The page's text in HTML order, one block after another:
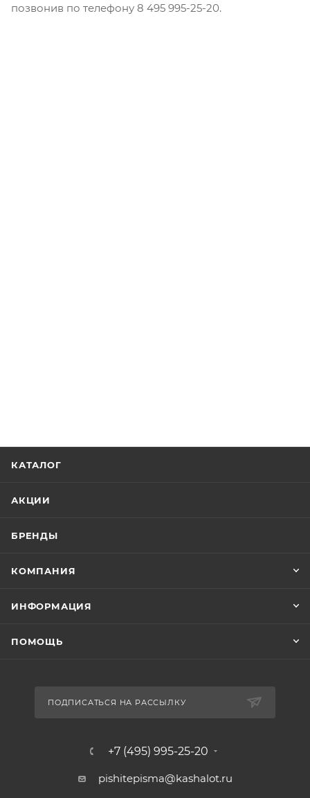
позвонив по телефону 8 495 995-25-20​.
КАТАЛОГ
АКЦИИ
БРЕНДЫ
КОМПАНИЯ
ИНФОРМАЦИЯ
ПОМОЩЬ
ПОДПИСАТЬСЯ НА РАССЫЛКУ
+7 (495) 995-25-20​
pishitepisma@kashalot.ru